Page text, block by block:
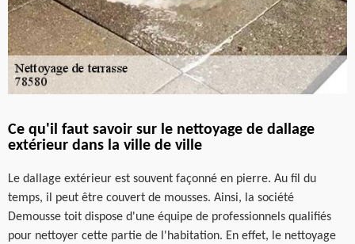
Ce qu'il faut savoir sur le nettoyage de dallage
extérieur dans la ville de ville
Le dallage extérieur est souvent façonné en pierre. Au fil du
temps, il peut être couvert de mousses. Ainsi, la société
Demousse toit dispose d'une équipe de professionnels qualifiés
pour nettoyer cette partie de l'habitation. En effet, le nettoyage